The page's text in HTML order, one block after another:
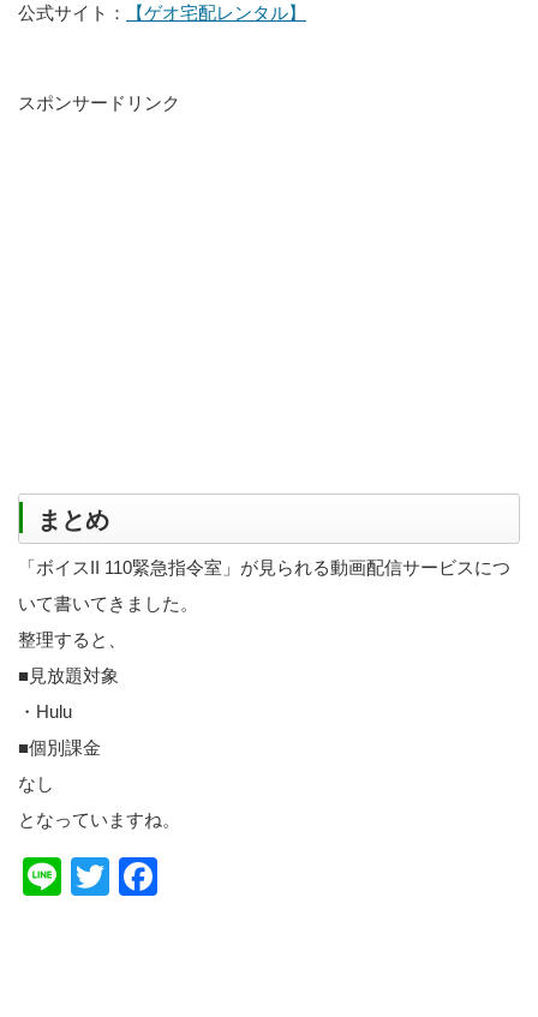
公式サイト：
【ゲオ宅配レンタル】
スポンサードリンク
まとめ
「ボイスII 110緊急指令室」が見られる動画配信サービスにつ
いて書いてきました。
整理すると、
■見放題対象
・Hulu
■個別課金
なし
となっていますね。
LineTwitter